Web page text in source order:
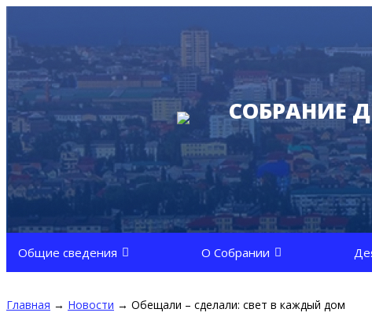
СОБРАНИЕ
Общие сведения О Собрании
Главная → Новости → Обещали – сделали: свет в каждый дом